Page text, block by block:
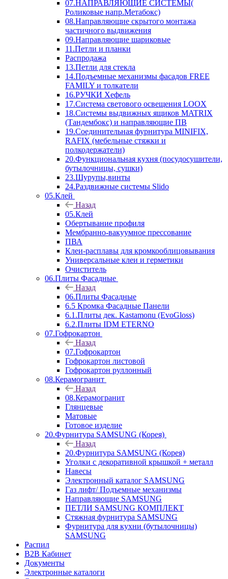
07.НАПРАВЛЯЮЩИЕ СИСТЕМЫ(
Роликовые напр.Метабокс)
08.Направляющие скрытого монтажа
частичного выдвижения
09.Направляющие шариковые
11.Петли и планки
Распродажа
13.Петли для стекла
14.Подъемные механизмы фасадов FREE
FAMILY и толкатели
16.РУЧКИ Хефель
17.Система светового освещения LOOX
18.Системы выдвижных ящиков MATRIX
(Тандембокс) и направляющие ПВ
19.Соединительная фурнитура MINIFIX,
RAFIX (мебельные стяжки и
полкодержатели)
20.Функциональная кухня (посудосушители,
бутылочницы, сушки)
23.Шурупы,винты
24.Раздвижные системы Slido
05.Клей
Назад
05.Клей
Обертывание профиля
Мембранно-вакуумное прессование
ПВА
Клеи-расплавы для кромкооблицовывания
Универсальные клеи и герметики
Очиститель
06.Плиты Фасадные
Назад
06.Плиты Фасадные
6.5 Кромка Фасадные Панели
6.1.Плиты дек. Kastamonu (EvoGloss)
6.2.Плиты IDM ETERNO
07.Гофрокартон
Назад
07.Гофрокартон
Гофрокартон листовой
Гофрокартон руллонный
08.Керамогранит
Назад
08.Керамогранит
Глянцевые
Матовые
Готовое изделие
20.Фурнитура SAMSUNG (Корея)
Назад
20.Фурнитура SAMSUNG (Корея)
Уголки с декоративной крышкой + металл
Навесы
Электронный каталог SAMSUNG
Газ лифт/ Подъемные механизмы
Направляющие SAMSUNG
ПЕТЛИ SAMSUNG КОМПЛЕКТ
Стяжная фурнитура SAMSUNG
Фурнитура для кухни (бутылочницы)
SAMSUNG
Распил
B2B Кабинет
Документы
Электронные каталоги